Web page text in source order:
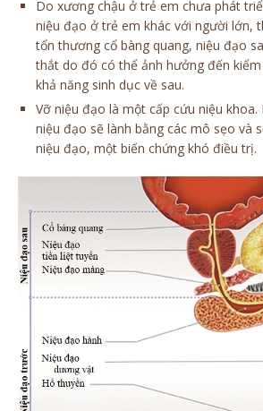
Do xương chậu ở trẻ em chưa phát
niệu đạo ở trẻ em khác với người lớn,
tổn thương cổ bàng quang, niệu đạo
thắt do đó có thể ảnh hưởng đến
khả năng sinh dục về sau.
Vỡ niệu đạo là một cấp cứu niệu
niệu đạo sẽ lành bằng các mô sẹo và
niệu đạo, một biến chứng khó điều trị.